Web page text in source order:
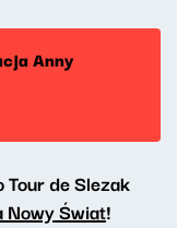
Anny
de Slezak
Nowy Świat!